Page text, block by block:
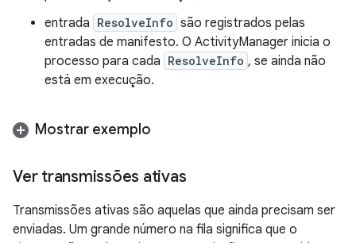
entrada ResolveInfo são registrados pelas
entradas de manifesto. O ActivityManager inicia o
processo para cada ResolveInfo , se ainda não
está em execução.
Mostrar exemplo
Ver transmissões ativas
Transmissões ativas são aquelas que ainda precisam ser
enviadas. Um grande número na fila significa que o